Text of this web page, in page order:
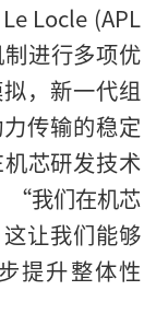
Locle (APL
进行多项优
，新一代组
传输的稳定
芯研发技术
“我们在机芯
让我们能够
提升整体性